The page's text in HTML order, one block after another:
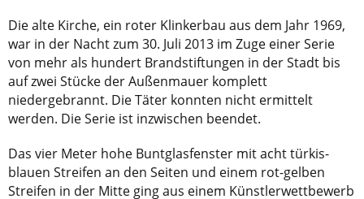
Die alte Kirche, ein roter Klinkerbau aus dem Jahr 1969,
war in der Nacht zum 30. Juli 2013 im Zuge einer Serie
von mehr als hundert Brandstiftungen in der Stadt bis
auf zwei Stücke der Außenmauer komplett
niedergebrannt. Die Täter konnten nicht ermittelt
werden. Die Serie ist inzwischen beendet.
Das vier Meter hohe Buntglasfenster mit acht türkis-
blauen Streifen an den Seiten und einem rot-gelben
Streifen in der Mitte ging aus einem Künstlerwettbewerb